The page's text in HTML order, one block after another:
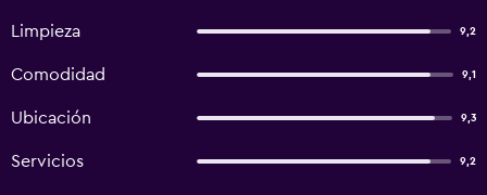
Limpieza 9,2
Comodidad 9,1
Ubicación 9,3
Servicios 9,2